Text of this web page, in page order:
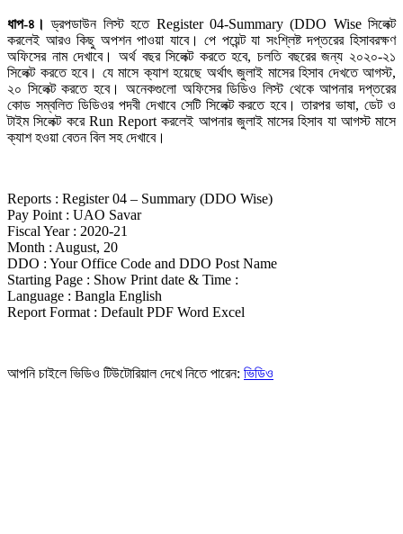
ধাপ-৪।ড্রপডাউন লিস্ট হতে Register 04-Summary (DDO Wise সিলেক্ট
করলেই আরও কিছু অপশন পাওয়া যাবে। পে পয়েন্ট যা সংশ্লিষ্ট দপ্তরের হিসাবরক্ষণ
অফিসের নাম দেখাবে। অর্থ বছর সিলেক্ট করতে হবে, চলতি বছরের জন্য ২০২০-২১
সিলেক্ট করতে হবে। যে মাসে ক্যাশ হয়েছে অর্থাৎ জুলাই মাসের হিসাব দেখতে আগস্ট,
২০ সিলেক্ট করতে হবে। অনেকগুলো অফিসের ডিডিও লিস্ট থেকে আপনার দপ্তরের
কোড সম্বলিত ডিডিওর পদবী দেখাবে সেটি সিলেক্ট করতে হবে। তারপর ভাষা, ডেট ও
টাইম সিলেক্ট করে Run Report করলেই আপনার জুলাই মাসের হিসাব যা আগস্ট মাসে
ক্যাশ হওয়া বেতন বিল সহ দেখাবে।
Reports : Register 04 – Summary (DDO Wise)
Pay Point : UAO Savar
Fiscal Year : 2020-21
Month : August, 20
DDO : Your Office Code and DDO Post Name
Starting Page : Show Print date & Time :
Language : Bangla English
Report Format : Default PDF Word Excel
আপনি চাইলে ভিডিও টিউটোরিয়াল দেখে নিতে পারেন: ভিডিও